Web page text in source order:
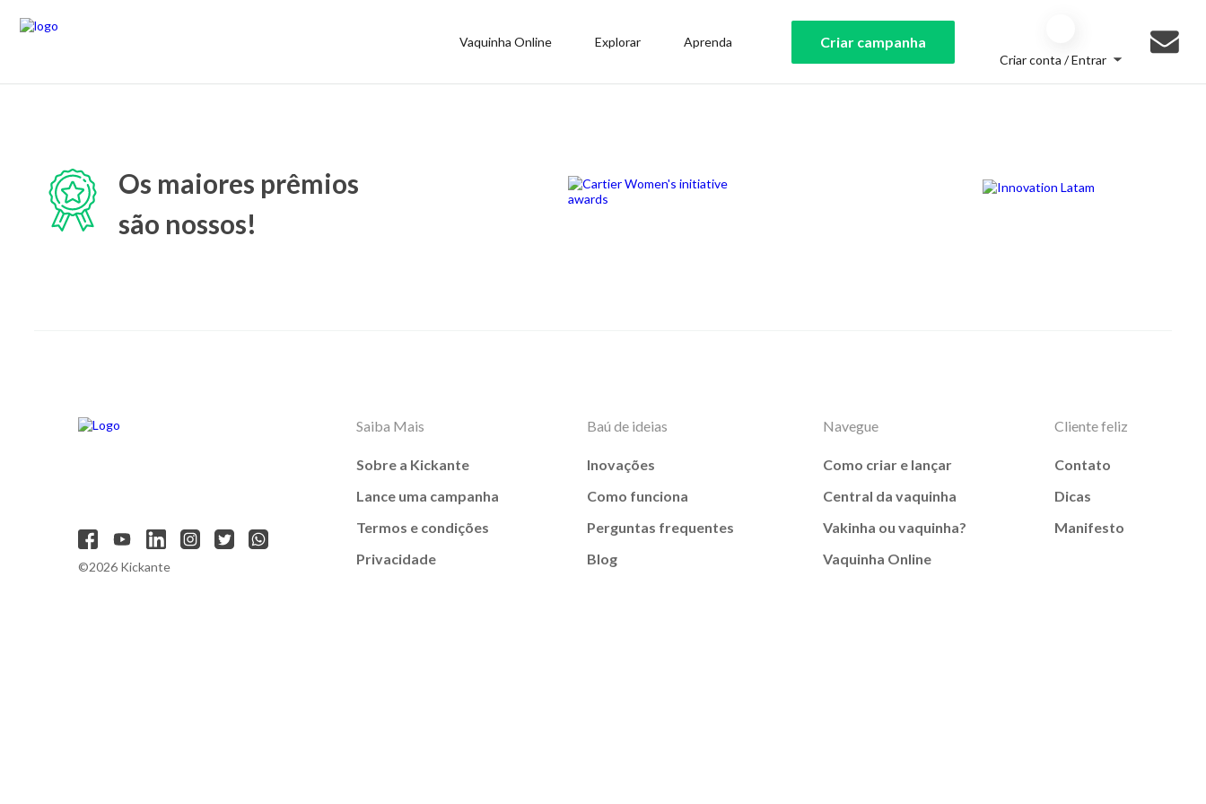
Vaquinha Online Explorar Aprenda Criar campanha
Criar conta / Entrar
Os maiores prêmios
são nossos!
©2026 Kickante
Saiba Mais
Sobre a Kickante
Lance uma campanha
Termos e condições
Privacidade
Baú de ideias
Inovações
Como funciona
Perguntas frequentes
Blog
Navegue
Como criar e lançar
Central da vaquinha
Vakinha ou vaquinha?
Vaquinha Online
Cliente feliz
Contato
Dicas
Manifesto